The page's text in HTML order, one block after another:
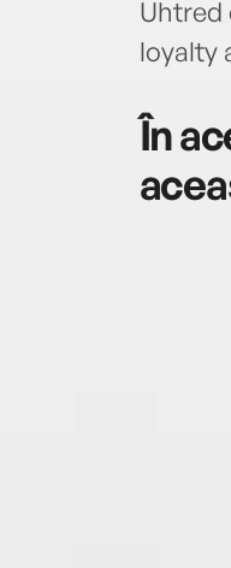
Uhtred
loyalty
În